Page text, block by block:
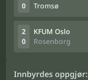
0
Tromsø
2
0
KFUM Oslo
Rosenborg
Innbyrdes oppgjør: